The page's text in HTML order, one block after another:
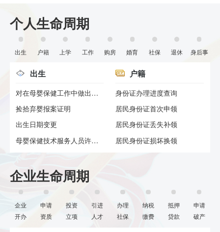
个人生命周期
出生 户籍 上学 工作 购房 婚育 社保 退休 身后事
出生
对在母婴保健工作中做出显著成...
捡拾弃婴报案证明
出生日期变更
母婴保健技术服务人员许可（校...
户籍
身份证办理进度查询
居民身份证首次申领
居民身份证丢失补领
居民身份证损坏换领
企业生命周期
企业
开办
申请
资质
投资
立项
引进
人才
办理
社保
纳税
缴费
抵押
贷款
申请
破产